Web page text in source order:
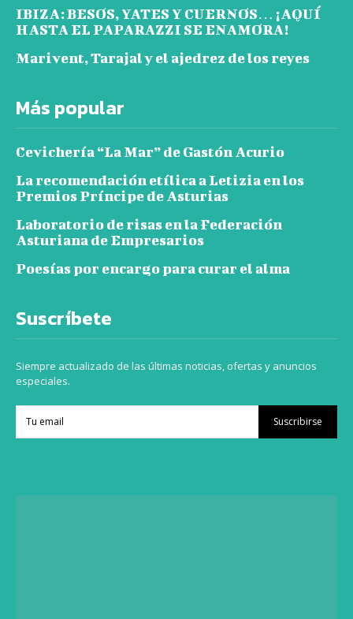
IBIZA: BESOS, YATES Y CUERNOS… ¡AQUÍ
HASTA EL PAPARAZZI SE ENAMORA!
Marivent, Tarajal y el ajedrez de los reyes
Más popular
Cevichería “La Mar” de Gastón Acurio
La recomendación etílica a Letizia en los
Premios Príncipe de Asturias
Laboratorio de risas en la Federación
Asturiana de Empresarios
Poesías por encargo para curar el alma
Suscríbete
Siempre actualizado de las últimas noticias, ofertas y anuncios
especiales.
Suscribirse